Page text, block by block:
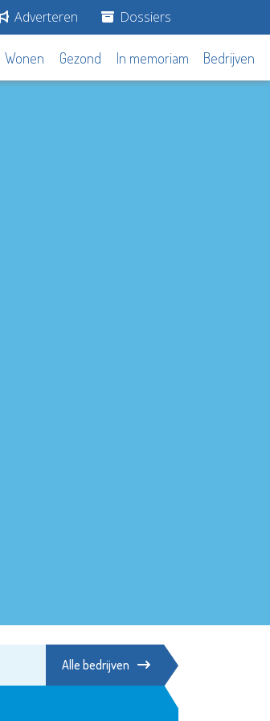
Adverteren Dossiers
Wonen Gezond In memoriam Bedrijven
Alle bedrijven